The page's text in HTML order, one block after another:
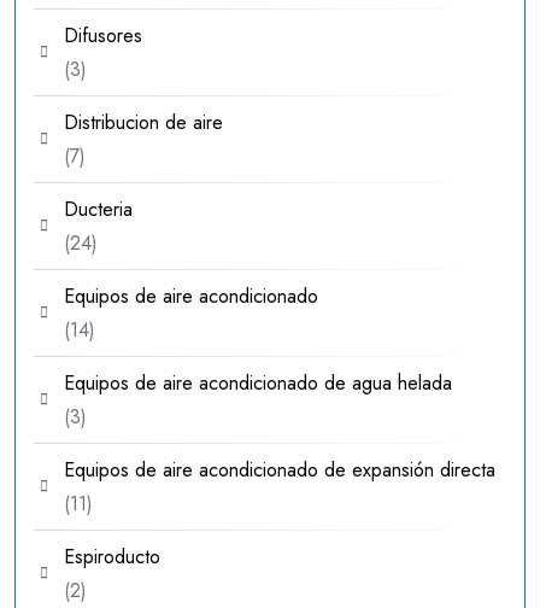
producto
Difusores
33
productos
Distribucion de aire
77
productos
Ducteria
2424
productos
Equipos de aire acondicionado
1414
productos
Equipos de aire acondicionado de agua helada
33
productos
Equipos de aire acondicionado de expansión directa
1111
productos
Espiroducto
22